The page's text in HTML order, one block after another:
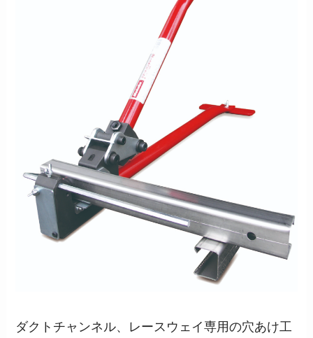
ダクトチャンネル、レースウェイ専用の穴あけ工